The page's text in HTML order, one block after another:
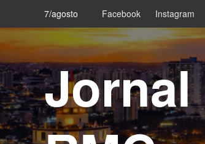
content
7/agosto Facebook Instagram
Jornal